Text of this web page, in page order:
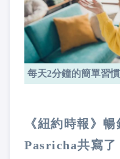
每天2分鐘的簡單習
《紐約時報》
Pasricha共寫了